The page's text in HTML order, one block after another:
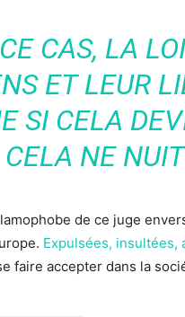
CAS, LA
ET LEUR
SI CELA
CELA NE
de ce juge
Expulsées, insultées,
faire accepter dans la